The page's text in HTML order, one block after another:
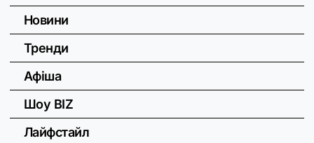
Новини
Тренди
Афіша
Шоу BIZ
Лайфстайл